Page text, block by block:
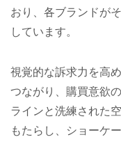
おり、各ブランドが
しています。
視覚的な訴求力を高
つながり、購買意欲
ラインと洗練された
もたらし、ショーケ